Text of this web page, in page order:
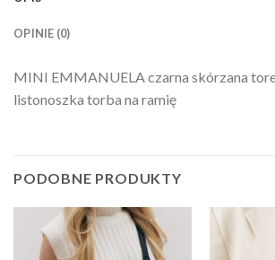
OPINIE (0)
MINI EMMANUELA czarna skórzana
listonoszka torba na ramię
PODOBNE PRODUKTY